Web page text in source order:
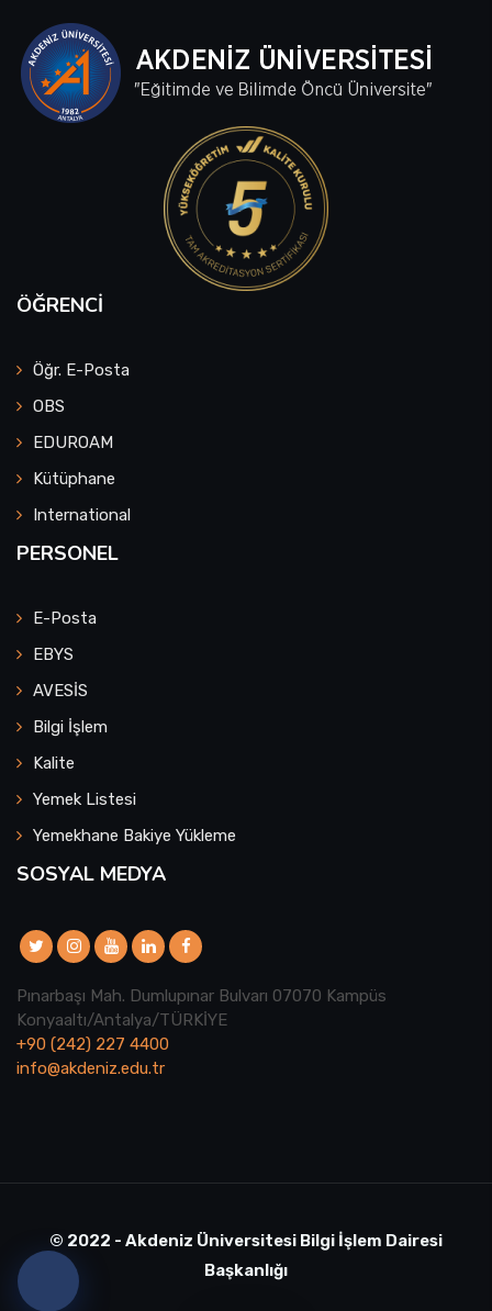
ÖĞRENCI
Öğr. E-Posta
OBS
EDUROAM
Kütüphane
International
PERSONEL
E-Posta
EBYS
AVESİS
Bilgi İşlem
Kalite
Yemek Listesi
Yemekhane Bakiye Yükleme
SOSYAL MEDYA
Pınarbaşı Mah. Dumlupınar Bulvarı 07070 Kampüs
Konyaaltı/Antalya/TÜRKİYE
+90 (242) 227 4400
info@akdeniz.edu.tr
© 2022 - Akdeniz Üniversitesi Bilgi İşlem Dairesi
Başkanlığı